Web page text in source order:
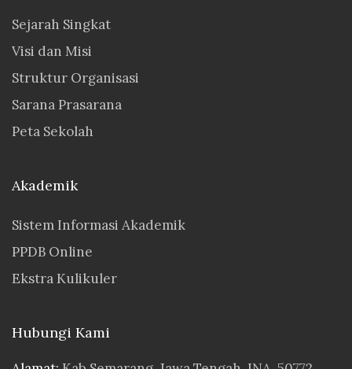
Sejarah Singkat
Visi dan Misi
Struktur Organisasi
Sarana Prasarana
Peta Sekolah
Akademik
Sistem Informasi Akademik
PPDB Online
Ekstra Kulikuler
Hubungi Kami